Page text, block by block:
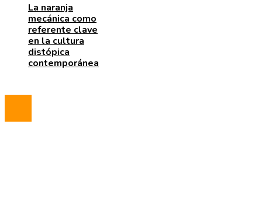
La naranja
mecánica como
referente clave
en la cultura
distópica
contemporánea